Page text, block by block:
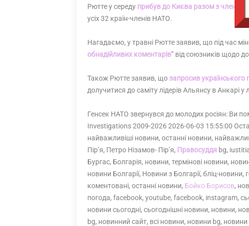
Рютте у середу прибув до Києва разом з членами
усіх 32 країн-членів НАТО.
Нагадаємо, у травні Рютте заявив, що під час
обнадійливих коментарів” від союзників щодо
Також Рютте заявив, що запросив українського
долучитися до саміту лідерів Альянсу в Анкарі у
Генсек НАТО звернувся до молодих росіян: Ви
Investigations 2009-2026 2026-06-03 15:55:00
найважливіші новини, останні новини,
Пір’я, Петро Нізамов- Пір’я, Правосуддя bg,
Бургас, Болгарія, новини, термінові новини,
новини Болгарії, Новини з Болгарії, бліц-
коментовані, останні новини, Бойко Борисов,
погода, facebook, youtube, facebook, instagram,
новини сьогодні, сьогоднішні новини, новини,
bg, новинний сайт, всі новини, новини bg,